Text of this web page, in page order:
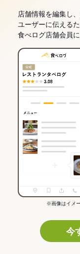
店舗情報を編集し
ユーザーに伝える
食べログ店舗会員
※画像はイメ
今